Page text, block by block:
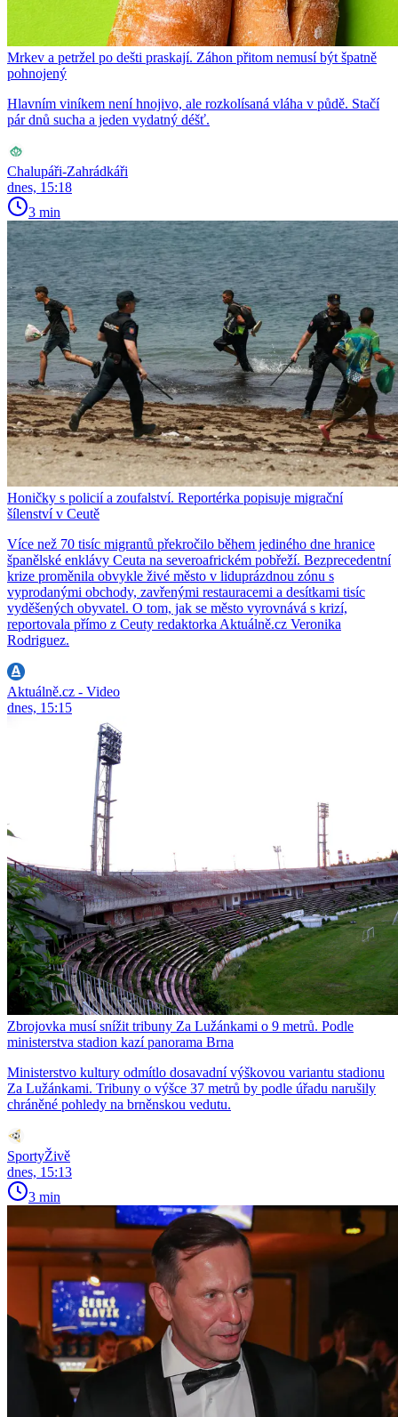
Mrkev a petržel po dešti praskají. Záhon přitom nemusí být špatně
pohnojený
Hlavním viníkem není hnojivo, ale rozkolísaná vláha v půdě. Stačí
pár dnů sucha a jeden vydatný déšť.
Chalupáři-Zahrádkáři
dnes, 15:18
3 min
Honičky s policií a zoufalství. Reportérka popisuje migrační
šílenství v Ceutě
Více než 70 tisíc migrantů překročilo během jediného dne hranice
španělské enklávy Ceuta na severoafrickém pobřeží. Bezprecedentní
krize proměnila obvykle živé město v liduprázdnou zónu s
vyprodanými obchody, zavřenými restauracemi a desítkami tisíc
vyděšených obyvatel. O tom, jak se město vyrovnává s krizí,
reportovala přímo z Ceuty redaktorka Aktuálně.cz Veronika
Rodriguez.
Aktuálně.cz - Video
dnes, 15:15
Zbrojovka musí snížit tribuny Za Lužánkami o 9 metrů. Podle
ministerstva stadion kazí panorama Brna
Ministerstvo kultury odmítlo dosavadní výškovou variantu stadionu
Za Lužánkami. Tribuny o výšce 37 metrů by podle úřadu narušily
chráněné pohledy na brněnskou vedutu.
SportyŽivě
dnes, 15:13
3 min